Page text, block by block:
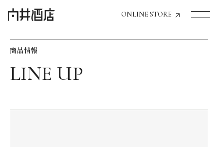
ONLINE STORE
飲食店経営のお客様
商品情報